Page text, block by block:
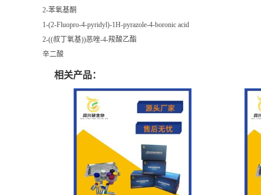
2-苯氧基酮
1-(2-Fluopro-4-pyridyl)-1H-pyrazole-4-boronic acid
2-((叔丁氧基))恶唑-4-羧酸乙酯
辛二酸
相关产品：